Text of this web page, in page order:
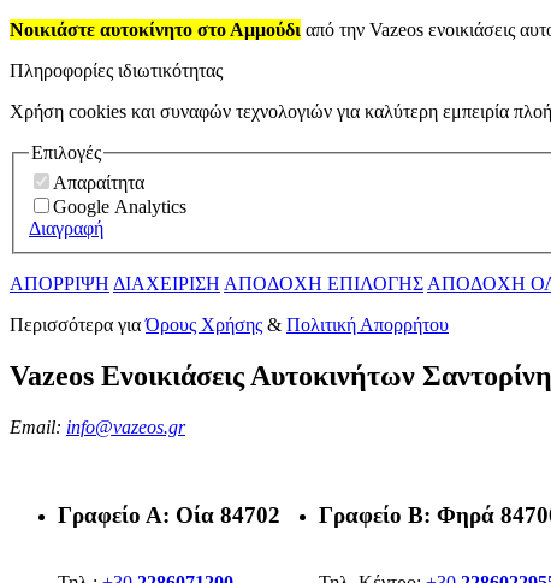
Νοικιάστε αυτοκίνητο στο Αμμούδι από την Vazeos ενοικιάσεις
Πληροφορίες ιδιωτικότητας
Χρήση cookies και συναφών τεχνολογιών για καλύτερη εμπειρία
Επιλογές
Απαραίτητα
Google Analytics
Διαγραφή
ΑΠΟΡΡΙΨΗ ΔΙΑΧΕΙΡΙΣΗ ΑΠΟΔΟΧΗ ΕΠΙΛΟΓΗΣ ΑΠΟΔΟΧΗ
Περισσότερα γιαΌρους Χρήσης & Πολιτική Απορρήτου
Vazeos Ενοικιάσεις Αυτοκινήτων Σαντορίνη
Email: info@vazeos.gr
Γραφείο Α: Οία 84702 Γραφείο Β: Φηρά